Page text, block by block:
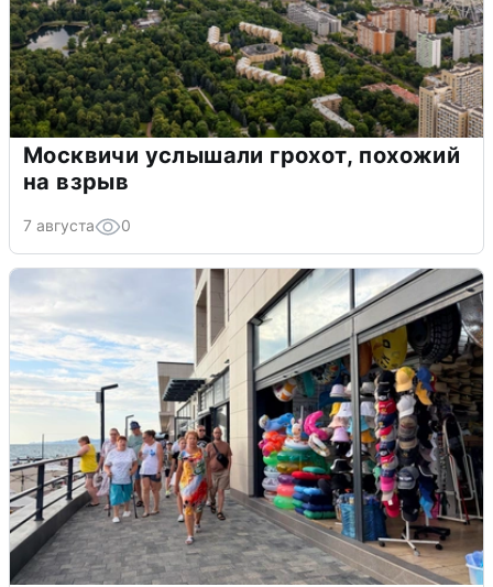
Москвичи услышали грохот, похожий
на взрыв
7 августа 0